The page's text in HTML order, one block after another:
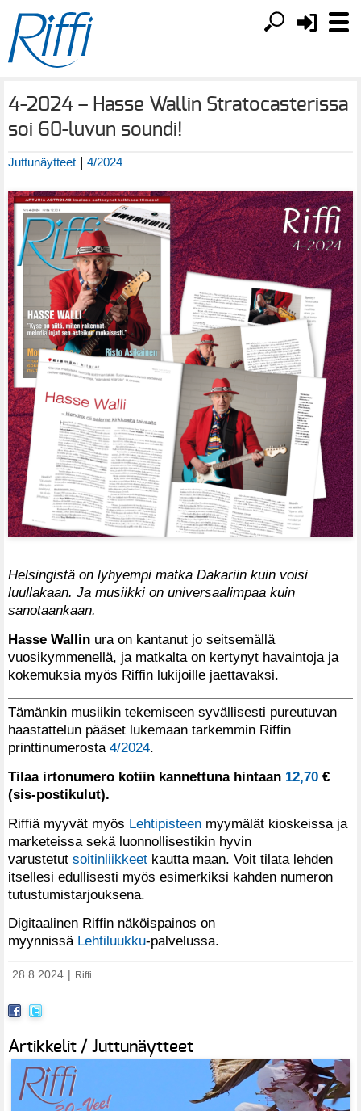
4-2024 – Hasse Wallin Stratocasterissa
soi 60-luvun soundi!
Juttunäytteet | 4/2024
Helsingistä on lyhyempi matka Dakariin kuin voisi
luullakaan. Ja musiikki on universaalimpaa kuin
sanotaankaan.
Hasse Wallin ura on kantanut jo seitsemällä
vuosikymmenellä, ja matkalta on kertynyt havaintoja ja
kokemuksia myös Riffin lukijoille jaettavaksi.
Tämänkin musiikin tekemiseen syvällisesti pureutuvan
haastattelun pääset lukemaan tarkemmin Riffin
printtinumerosta 4/2024.
Tilaa irtonumero kotiin kannettuna hintaan 12,70 €
(sis-postikulut).
Riffiä myyvät myös Lehtipisteen myymälät kioskeissa ja
marketeissa sekä luonnollisestikin hyvin
varustetut soitinliikkeet kautta maan. Voit tilata lehden
itsellesi edullisesti myös esimerkiksi kahden numeron
tutustumistarjouksena.
Digitaalinen Riffin näköispainos on
myynnissä Lehtiluukku-palvelussa.
28.8.2024 Riffi
Artikkelit / Juttunäytteet